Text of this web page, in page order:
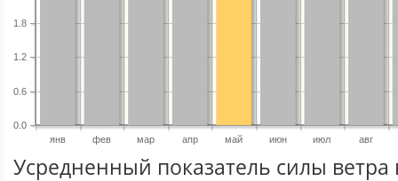
янв фев мар апр май июн июл авг
0.0
0.6
1.2
1.8
Усредненный показатель силы ветра